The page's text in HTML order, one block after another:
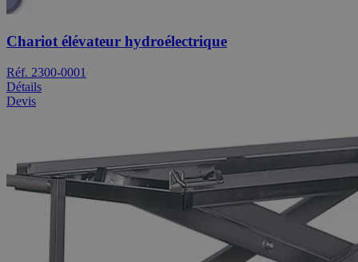
Chariot élévateur hydroélectrique
Réf. 2300-0001
Détails
Devis